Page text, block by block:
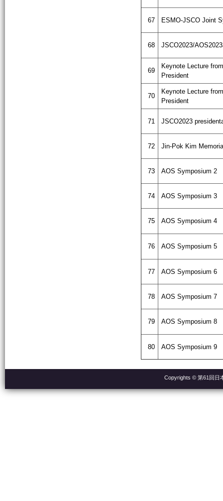
67 ESMO-JSCO Joint
68 JSCO2023/
69
Keynote Lecture
President
70
Keynote Lecture
President
71 JSCO2023
72 Jin-Pok Kim
73 AOS Symposium 2
74 AOS Symposium 3
75 AOS Symposium 4
76 AOS Symposium 5
77 AOS Symposium 6
78 AOS Symposium 7
79 AOS Symposium 8
80 AOS Symposium 9
Copyrights © 第61回日